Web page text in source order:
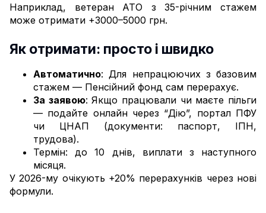
Наприклад, ветеран АТО з 35-річним стажем
може отримати +3000–5000 грн.
Як отримати: просто і швидко
Автоматично: Для непрацюючих з базовим
стажем — Пенсійний фонд сам перерахує.
За заявою: Якщо працювали чи маєте пільги
— подайте онлайн через “Дію”, портал ПФУ
чи ЦНАП (документи: паспорт, ІПН,
трудова).
Термін: до 10 днів, виплати з наступного
місяця.
У 2026-му очікують +20% перерахунків через нові
формули.